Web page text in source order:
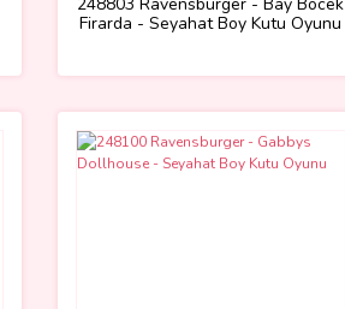
Firarda - Seyahat Boy Kutu Oyunu